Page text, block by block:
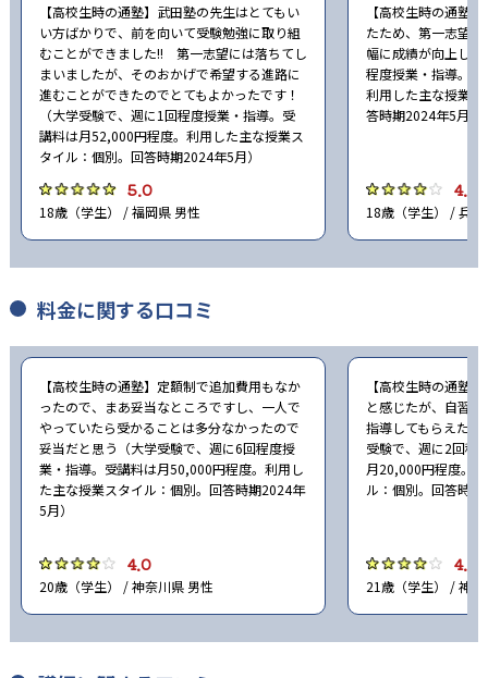
【高校生時の通塾】武田塾の先生はとてもい
い方ばかりで、前を向いて受験勉強に取り組
むことができました!! 第一志望には落ちてし
まいましたが、そのおかげで希望する進路に
進むことができたのでとてもよかったです！
（大学受験で、週に1回程度授業・指導。受
講料は月52,000円程度。利用した主な授業ス
タイル：個別。回答時期2024年5月）
5.0
18歳（学生） / 福岡県 男性
【高校生時の通塾
たため、第一志望
幅に成績が向上し
程度授業・指導。
利用した主な授業
答時期2024年5月）
4.0
18歳（学生） / 兵庫
料金に関する口コミ
【高校生時の通塾】定額制で追加費用もなか
ったので、まあ妥当なところですし、一人で
やっていたら受かることは多分なかったので
妥当だと思う（大学受験で、週に6回程度授
業・指導。受講料は月50,000円程度。利用し
た主な授業スタイル：個別。回答時期2024年
5月）
4.0
20歳（学生） / 神奈川県 男性
【高校生時の通塾
と感じたが、自習
指導してもらえた
受験で、週に2回程
月20,000円程度。
ル：個別。回答時
4.0
21歳（学生） / 神